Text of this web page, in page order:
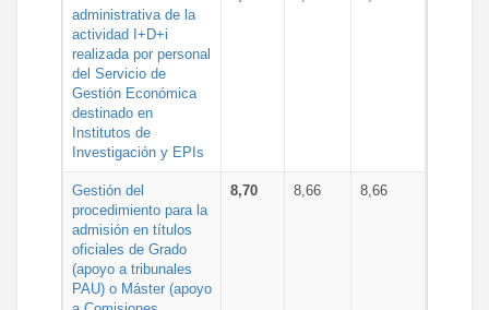
administrativa de la
actividad I+D+i
realizada por personal
del Servicio de
Gestión Económica
destinado en
Institutos de
Investigación y EPIs
Gestión del
procedimiento para la
admisión en títulos
oficiales de Grado
(apoyo a tribunales
PAU) o Máster (apoyo
8,70 8,66 8,66